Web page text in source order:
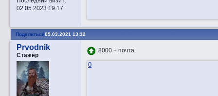
02.05.2023 19:17
Поделиться05.03.2021 13:32
Prvodnik
Стажёр
8000 + почта
0